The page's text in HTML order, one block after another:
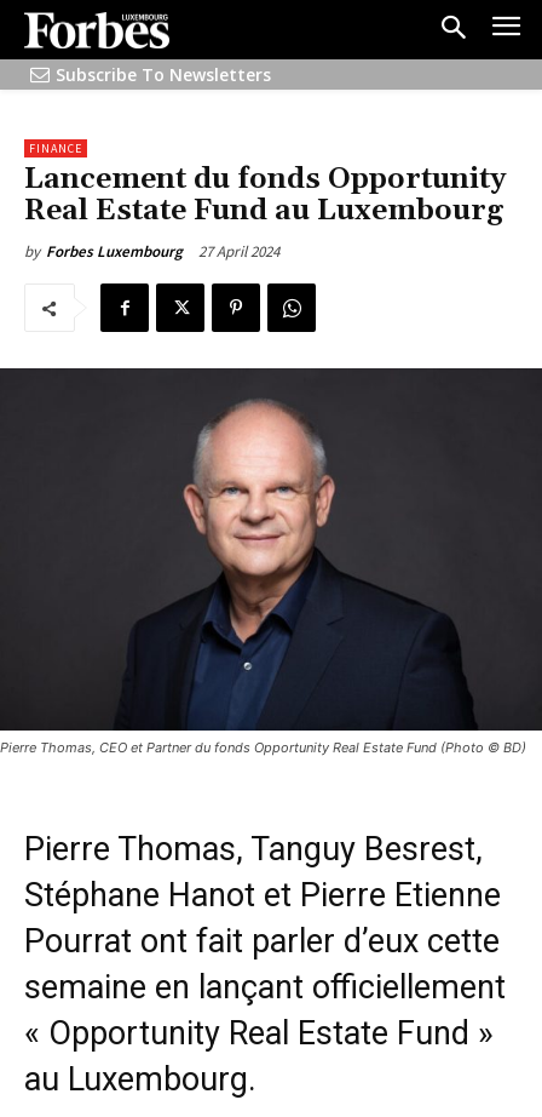
Subscribe To Newsletters
FINANCE
Lancement du fonds Opportunity
Real Estate Fund au Luxembourg
by Forbes Luxembourg 27 April 2024
Pierre Thomas, CEO et Partner du fonds Opportunity Real Estate Fund (Photo © BD)
Pierre Thomas, Tanguy Besrest,
Stéphane Hanot et Pierre Etienne
Pourrat ont fait parler d’eux cette
semaine en lançant officiellement
« Opportunity Real Estate Fund »
au Luxembourg.